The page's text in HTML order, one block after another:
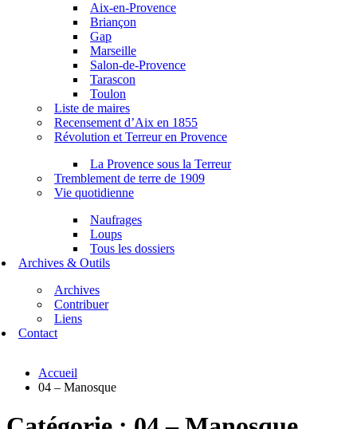
Aix-en-Provence
Briançon
Gap
Marseille
Salon-de-Provence
Tarascon
Toulon
Liste de maires
Recensement d’Aix en 1855
Révolution et Terreur en Provence
La Provence sous la Terreur
Tremblement de terre de 1909
Vie quotidienne
Naufrages
Loups
Tous les dossiers
Archives & Outils
Archives
Contribuer
Liens
Contact
Accueil
04 – Manosque